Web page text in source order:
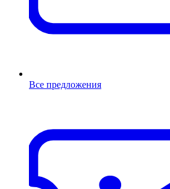
Все предложения